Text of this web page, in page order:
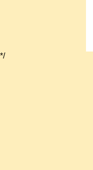
*/